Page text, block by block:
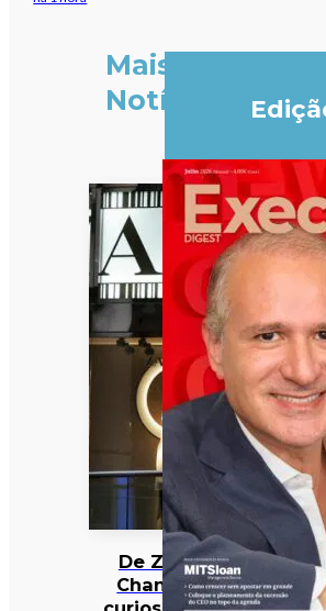
Mais
Notícias
De Zara a
Chanel: 12